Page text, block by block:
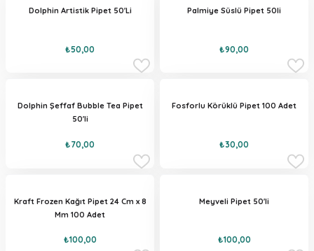
Dolphin Artistik Pipet 50'Li
₺50,00
Palmiye Süslü Pipet 50li
₺90,00
Dolphin Şeffaf Bubble Tea Pipet
50'li
₺70,00
Fosforlu Körüklü Pipet 100 Adet
₺30,00
Kraft Frozen Kağıt Pipet 24 Cm x 8
Mm 100 Adet
₺100,00
Meyveli Pipet 50'li
₺100,00